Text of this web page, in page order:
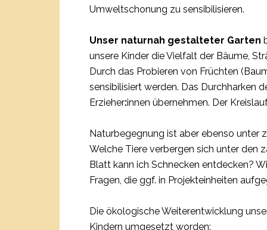
Umweltschonung zu sensibilisieren.
Unser naturnah gestalteter Garten
unsere Kinder die Vielfalt der Bäume,
Durch das Probieren von Früchten
sensibilisiert werden. Das Durchharken
Erzieher:innen übernehmen. Der
Naturbegegnung ist aber ebenso unter
Welche Tiere verbergen sich unter den
Blatt kann ich Schnecken entdecken?
Fragen, die ggf. in Projekteinheiten
Die ökologische Weiterentwicklung
Kindern umgesetzt worden: